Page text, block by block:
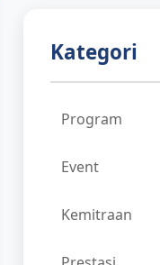
Kategori
Program
Event
Kemitraan